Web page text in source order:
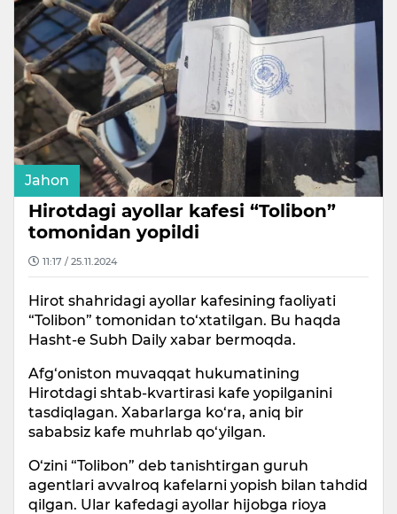
Jahon
Hirotdagi ayollar kafesi “Tolibon”
tomonidan yopildi
11:17 / 25.11.2024
Hirot shahridagi ayollar kafesining faoliyati
“Tolibon” tomonidan to‘xtatilgan. Bu haqda
Hasht-e Subh Daily xabar bermoqda.
Afg‘oniston muvaqqat hukumatining
Hirotdagi shtab-kvartirasi kafe yopilganini
tasdiqlagan. Xabarlarga ko‘ra, aniq bir
sababsiz kafe muhrlab qo‘yilgan.
O‘zini “Tolibon” deb tanishtirgan guruh
agentlari avvalroq kafelarni yopish bilan tahdid
qilgan. Ular kafedagi ayollar hijobga rioya